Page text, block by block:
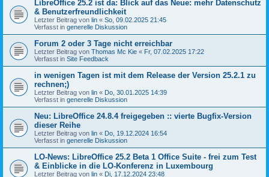
LibreOffice 25.2 ist da: Blick auf das Neue: mehr Datenschutz
& Benutzerfreundlichkeit
Letzter Beitrag von lin « So, 09.02.2025 21:45
Verfasst in generelle Diskussion
Forum 2 oder 3 Tage nicht erreichbar
Letzter Beitrag von Thomas Mc Kie « Fr, 07.02.2025 17:22
Verfasst in Site Feedback
in wenigen Tagen ist mit dem Release der Version 25.2.1 zu
rechnen;)
Letzter Beitrag von lin « Do, 30.01.2025 14:39
Verfasst in generelle Diskussion
Neu: LibreOffice 24.8.4 freigegeben :: vierte Bugfix-Version
dieser Reihe
Letzter Beitrag von lin « Do, 19.12.2024 16:54
Verfasst in generelle Diskussion
LO-News: LibreOffice 25.2 Beta 1 Office Suite - frei zum Test
& Einblicke in die LO-Konferenz in Luxembourg
Letzter Beitrag von lin « Di, 17.12.2024 23:48